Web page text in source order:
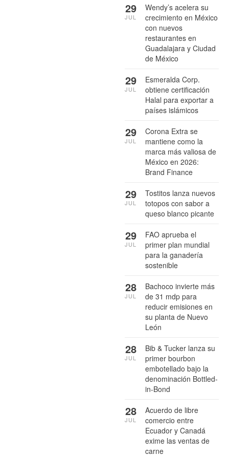
Wendy’s acelera su
crecimiento en México
con nuevos
restaurantes en
Guadalajara y Ciudad
de México
29
JUL
Esmeralda Corp.
obtiene certificación
Halal para exportar a
países islámicos
29
JUL
Corona Extra se
mantiene como la
marca más valiosa de
México en 2026:
Brand Finance
29
JUL
Tostitos lanza nuevos
totopos con sabor a
queso blanco picante
29
JUL
FAO aprueba el
primer plan mundial
para la ganadería
sostenible
29
JUL
Bachoco invierte más
de 31 mdp para
reducir emisiones en
su planta de Nuevo
León
28
JUL
Bib & Tucker lanza su
primer bourbon
embotellado bajo la
denominación Bottled-
in-Bond
28
JUL
Acuerdo de libre
comercio entre
Ecuador y Canadá
exime las ventas de
carne
28
JUL